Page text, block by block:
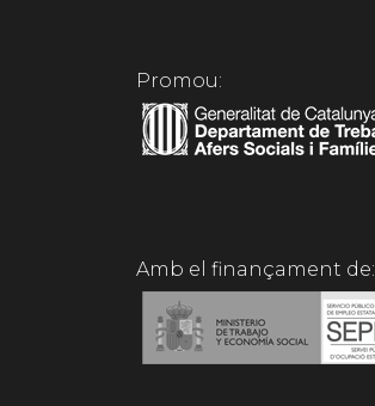
Promou:
Amb el finançament de: